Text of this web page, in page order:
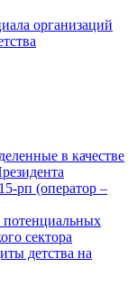
организаций
в качестве
рп (оператор –
потенциальных
сектора
детства на